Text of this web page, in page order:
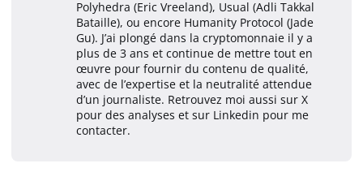
Polyhedra (Eric Vreeland), Usual (Adli Takkal
Bataille), ou encore Humanity Protocol (Jade
Gu). J’ai plongé dans la cryptomonnaie il y a
plus de 3 ans et continue de mettre tout en
œuvre pour fournir du contenu de qualité,
avec de l’expertise et la neutralité attendue
d’un journaliste. Retrouvez moi aussi sur X
pour des analyses et sur Linkedin pour me
contacter.